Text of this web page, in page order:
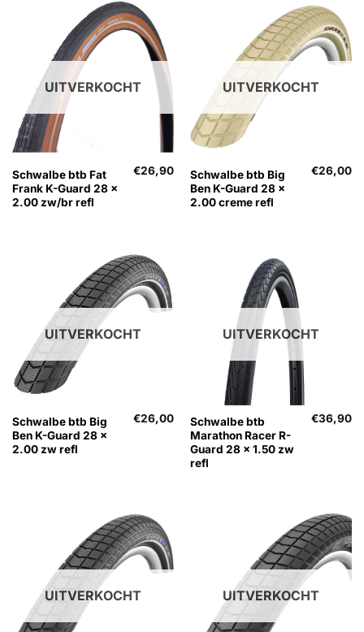
UITVERKOCHT
Schwalbe btb Fat
Frank K-Guard 28 x
2.00 zw/br refl
€26,90
UITVERKOCHT
Schwalbe btb Big
Ben K-Guard 28 x
2.00 creme refl
€26,00
UITVERKOCHT
Schwalbe btb Big
Ben K-Guard 28 x
2.00 zw refl
€26,00
UITVERKOCHT
Schwalbe btb
Marathon Racer R-
Guard 28 x 1.50 zw
refl
€36,90
UITVERKOCHT UITVERKOCHT